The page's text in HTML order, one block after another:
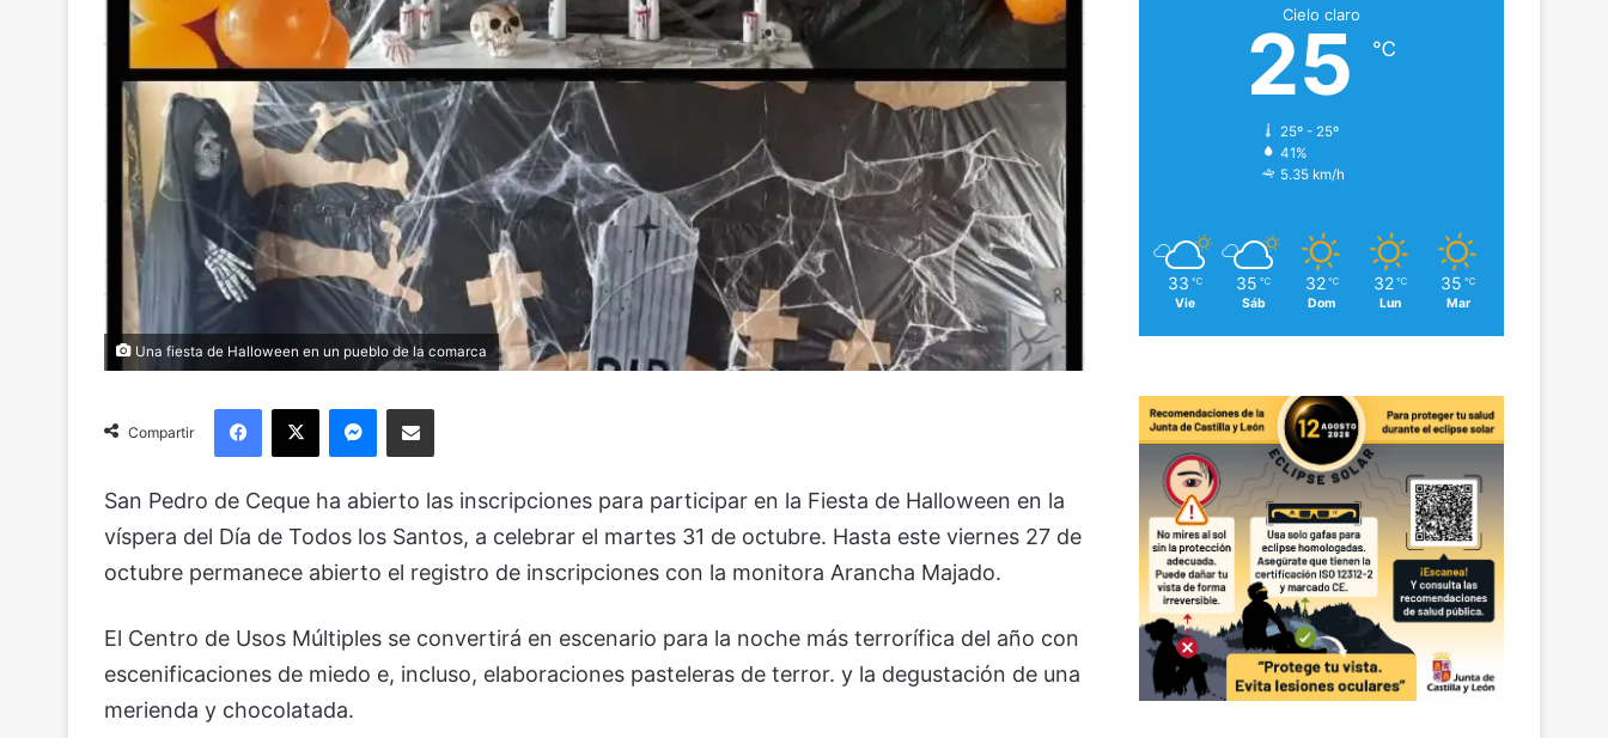
Una fiesta de Halloween en un pueblo de la comarca
Compartir
Facebook
X Messenger
Compartir via Email
San Pedro de Ceque ha abierto las inscripciones para participar en la Fiesta de Halloween en la
víspera del Día de Todos los Santos, a celebrar el martes 31 de octubre. Hasta este viernes 27 de
octubre permanece abierto el registro de inscripciones con la monitora Arancha Majado.
El Centro de Usos Múltiples se convertirá en escenario para la noche más terrorífica del año con
escenificaciones de miedo e, incluso, elaboraciones pasteleras de terror. y la degustación de una
merienda y chocolatada.
Cielo claro
25 ℃
25º - 25º
41%
5.35 km/h
33 ℃
Vie
35 ℃
Sáb
32 ℃
Dom
32 ℃
Lun
35 ℃
Mar